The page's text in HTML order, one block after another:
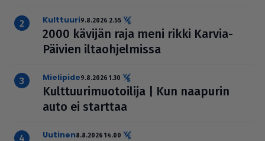
kulttuuri9.8.2026 2.55
2000 kävijän raja meni rikki Karvia-
Päivien ilta­oh­jel­missa
mielipide9.8.2026 1.30
Kult­tuu­ri­muo­toi­lija | Kun naapurin
auto ei starttaa
uutinen8.8.2026 14.00